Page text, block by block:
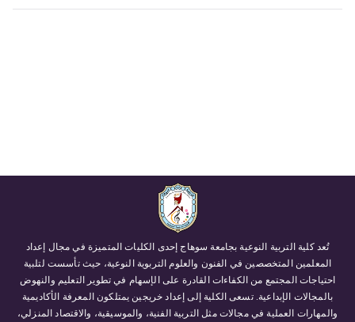
تُعد كلية التربية النوعية بجامعة سوهاج إحدى الكليات المتميزة في مجال إعداد
المعلمين المتخصصين في الفنون والعلوم التربوية النوعية، حيث تأسست لتلبية
احتياجات المجتمع من الكفاءات القادرة على الإسهام في تطوير التعليم والنهوض
بالمجالات الإبداعية. تسعى الكلية إلى إعداد خريجين يمتلكون المعرفة الأكاديمية
والمهارات العملية في مجالات مثل التربية الفنية، والموسيقية، والاقتصاد المنزلي،